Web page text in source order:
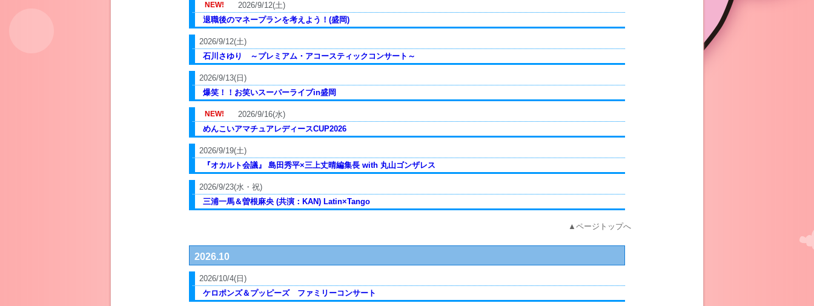
2026/9/12(土)
退職後のマネープランを考えよう！(盛岡)
2026/9/12(土)
石川さゆり ～プレミアム・アコースティックコンサート～
2026/9/13(日)
爆笑！！お笑いスーパーライブin盛岡
2026/9/16(水)
めんこいアマチュアレディースCUP2026
2026/9/19(土)
『オカルト会議』 島田秀平×三上丈晴編集長 with 丸山ゴンザレス
2026/9/23(水・祝)
三浦一馬＆曽根麻央 (共演：KAN) Latin×Tango
▲ページトップへ
2026.10
2026/10/4(日)
ケロポンズ＆プッピーズ ファミリーコンサート